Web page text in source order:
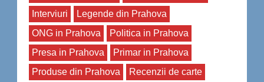
Interviuri
Legende din Prahova
ONG in Prahova
Politica in Prahova
Presa in Prahova
Primar in Prahova
Produse din Prahova
Recenzii de carte